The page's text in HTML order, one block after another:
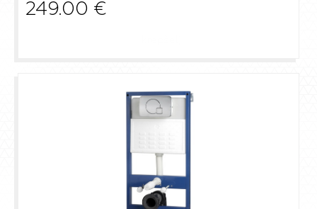
249.00 €